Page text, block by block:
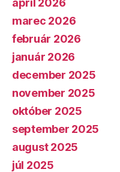
marec 2026
február 2026
január 2026
december 2025
november 2025
október 2025
september 2025
august 2025
júl 2025